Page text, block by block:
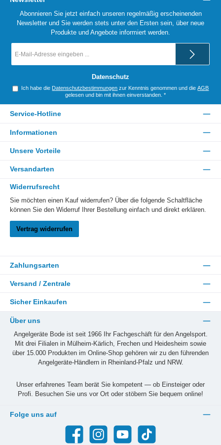
Abonnieren Sie jetzt einfach unseren regelmäßig erscheinenden
Newsletter und Sie werden stets unter den Ersten sein, über neue
Produkte und Angebote informiert werden.
Mail-
Datenschutz
Ich habe die Datenschutzbestimmungen zur Kenntnis genommen und dieAGB
gelesen und bin mit ihnen einverstanden. *
Service-Hotline
Informationen
Unsere Vorteile
Versandarten
Widerrufsrecht
Sie möchten einen Kauf widerrufen? Über die folgende Schaltfläche
können Sie den Widerruf Ihrer Bestellung einfach und direkt erklären.
Vertrag widerrufen
Zahlungsarten
Versand / Zentrale
Sicher Einkaufen
Über uns
Angelgeräte Bode ist seit 1966 Ihr Fachgeschäft für den Angelsport.
Mit drei Filialen in Mülheim-Kärlich, Frechen und Heidesheim sowie
über 15.000 Produkten im Online-Shop gehören wir zu den führenden
Angelgeräte-Händlern in Rheinland-Pfalz und NRW.
Unser erfahrenes Team berät Sie kompetent — ob Einsteiger oder
Profi. Besuchen Sie uns vor Ort oder stöbern Sie bequem online!
Folge uns auf
Facebook Instagram YouTube TikTok